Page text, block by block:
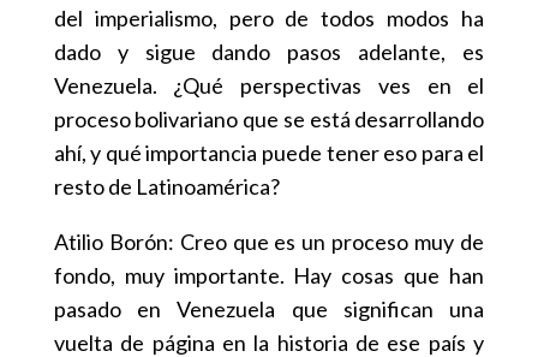
del imperialismo, pero de todos modos ha
dado y sigue dando pasos adelante, es
Venezuela. ¿Qué perspectivas ves en el
proceso bolivariano que se está desarrollando
ahí, y qué importancia puede tener eso para el
resto de Latinoamérica?
Atilio Borón: Creo que es un proceso muy de
fondo, muy importante. Hay cosas que han
pasado en Venezuela que significan una
vuelta de página en la historia de ese país y